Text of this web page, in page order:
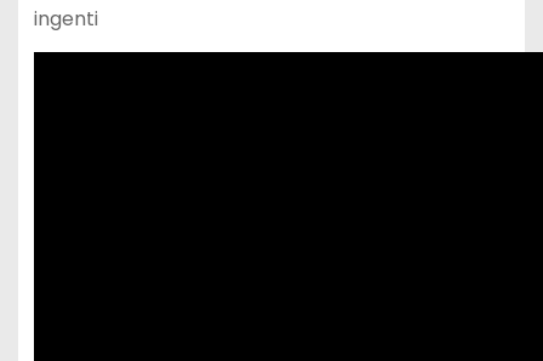
ingenti